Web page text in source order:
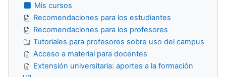
Mis cursos
Recomendaciones para los estudiantes
Recomendaciones para los profesores
Tutoriales para profesores sobre uso del campus
Acceso a material para docentes
Extensión universitaria: aportes a la formación